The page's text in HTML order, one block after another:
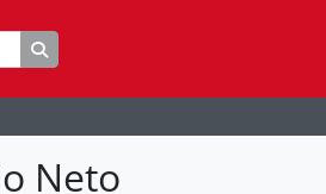
Neto